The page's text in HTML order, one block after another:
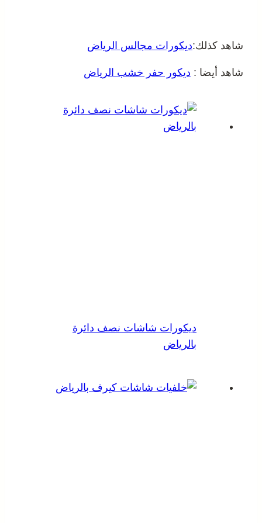
شاهد كذلك:ديكورات مجالس الرياض
شاهد أيضا : ديكور حفر خشب الرياض
ديكورات شاشات نصف دائرة
بالرياض